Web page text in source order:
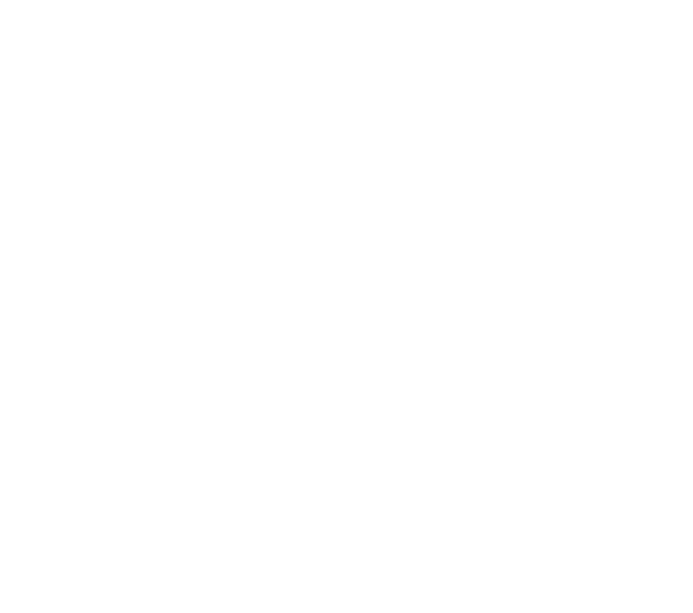
.
Axion 850 mit Krone Mähwerken. — Landtechnik MV – Agricultural Videos